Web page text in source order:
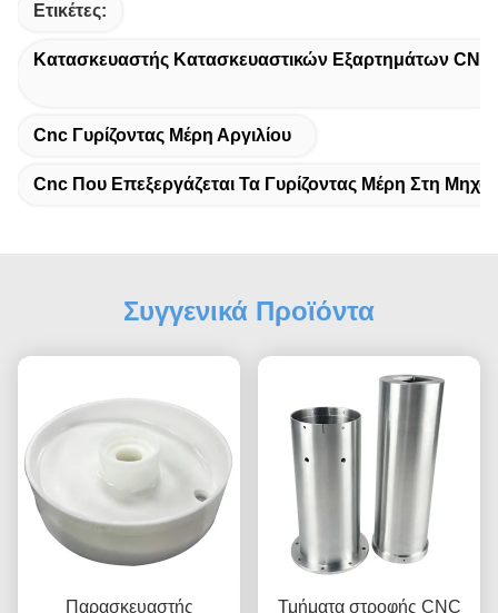
Ετικέτες:
Κατασκευαστής Κατασκευαστικών Εξαρτημάτων CNC
Cnc Γυρίζοντας Μέρη Αργιλίου
Cnc Που Επεξεργάζεται Τα Γυρίζοντας Μέρη Στη
Συγγενικά Προϊόντα
Παρασκευαστής
Τμήματα στροφής CNC